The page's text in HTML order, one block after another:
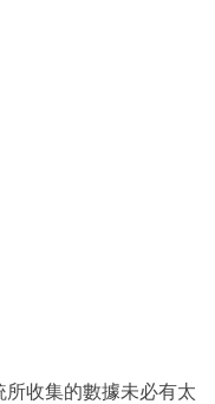
收集的數據未必有太